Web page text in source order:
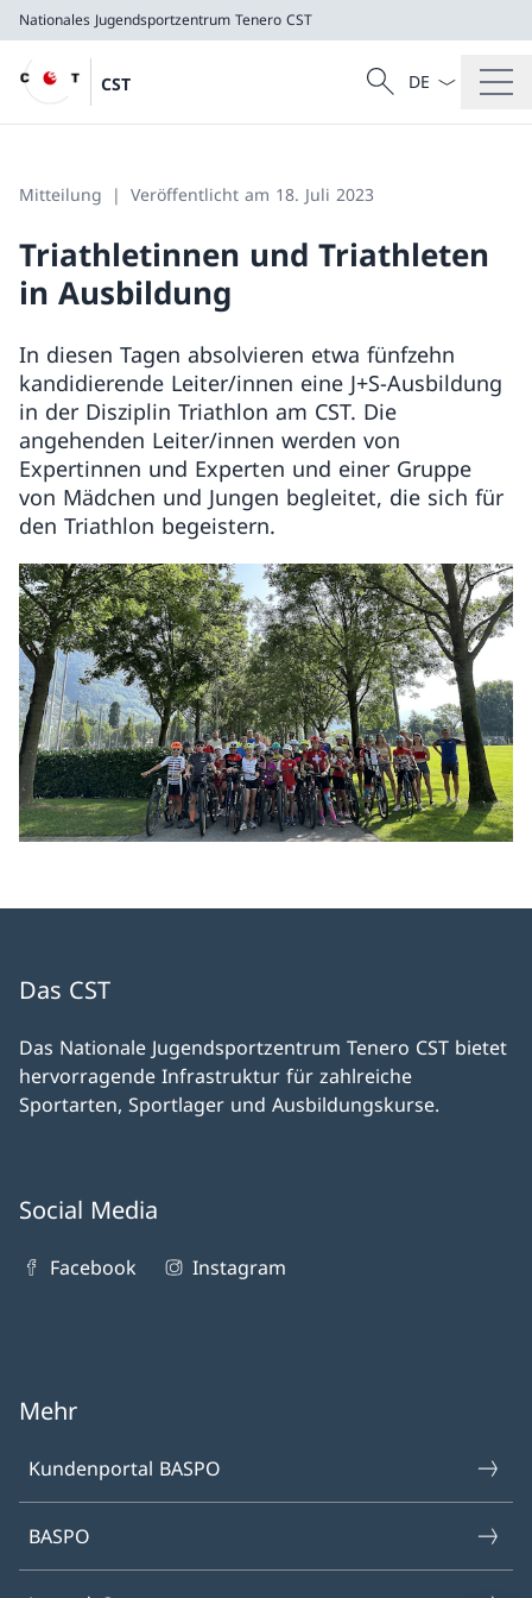
Nationales Jugendsportzentrum Tenero CST
CST
CST
Suche
Suche
Sprach
Mitteilung Veröffentlicht am 18. Juli 2023
Triathletinnen und Triathleten
in Ausbildung
In diesen Tagen absolvieren etwa fünfzehn
kandidierende Leiter/innen eine J+S-Ausbildung
in der Disziplin Triathlon am CST. Die
angehenden Leiter/innen werden von
Expertinnen und Experten und einer Gruppe
von Mädchen und Jungen begleitet, die sich für
den Triathlon begeistern.
Das CST
Das Nationale Jugendsportzentrum Tenero CST bietet
hervorragende Infrastruktur für zahlreiche
Sportarten, Sportlager und Ausbildungskurse.
Social Media
Facebook Instagram
Mehr
Kundenportal BASPO
BASPO